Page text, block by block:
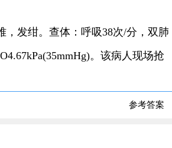
发绀。查体：呼吸38次/分，双肺
。该病人现场抢
参考答案